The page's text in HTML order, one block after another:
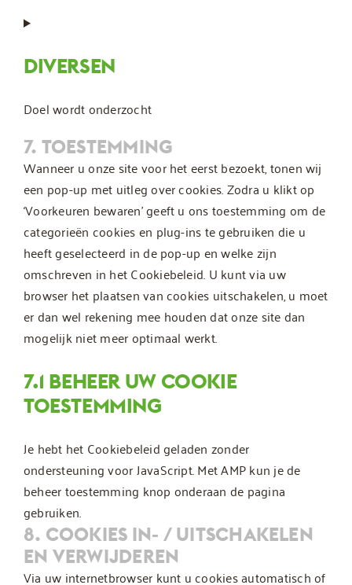
Consent
service
DIVERSEN
Doel wordt onderzocht
Consent
to
service
diversen
7. TOESTEMMING
Wanneer u onze site voor het eerst bezoekt, tonen wij
een pop-up met uitleg over cookies. Zodra u klikt op
‘Voorkeuren bewaren’ geeft u ons toestemming om de
categorieën cookies en plug-ins te gebruiken die u
heeft geselecteerd in de pop-up en welke zijn
omschreven in het Cookiebeleid. U kunt via uw
browser het plaatsen van cookies uitschakelen, u moet
er dan wel rekening mee houden dat onze site dan
mogelijk niet meer optimaal werkt.
7.1 BEHEER UW COOKIE
TOESTEMMING
Je hebt het Cookiebeleid geladen zonder
ondersteuning voor JavaScript. Met AMP kun je de
beheer toestemming knop onderaan de pagina
gebruiken.
8. COOKIES IN- / UITSCHAKELEN
EN VERWIJDEREN
Via uw internetbrowser kunt u cookies automatisch of